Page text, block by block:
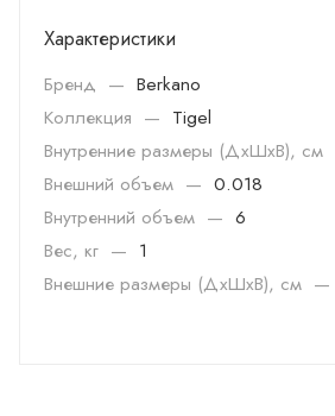
Характеристики
Бренд — Berkano
Коллекция — Tigel
Внутренние размеры (ДхШхВ), см
Внешний объем — 0.018
Внутренний объем — 6
Вес, кг — 1
Внешние размеры (ДхШхВ), см —